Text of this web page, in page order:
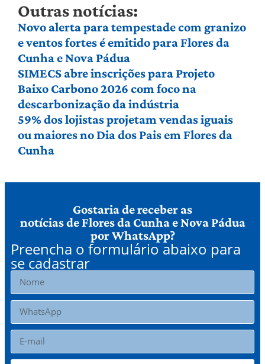
Outras notícias:
Novo alerta para tempestade com granizo
e ventos fortes é emitido para Flores da
Cunha e Nova Pádua
SIMECS abre inscrições para Projeto
Baixo Carbono 2026 com foco na
descarbonização da indústria
59% dos lojistas projetam vendas iguais
ou maiores no Dia dos Pais em Flores da
Cunha
Gostaria de receber as
notícias de Flores da Cunha e Nova Pádua
por WhatsApp?
Preencha o formulário abaixo para
se cadastrar